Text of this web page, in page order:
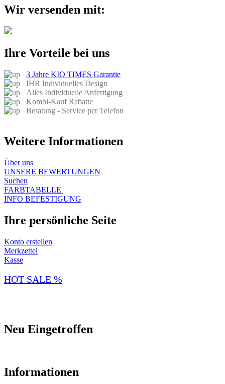
Wir versenden mit:
Ihre Vorteile bei uns
3 Jahre KIO TIMES Garantie
IHR Individuelles Design
Alles Individuelle Anfertigung
Kombi-Kauf Rabatte
Beratung - Service per Telefon
Weitere Informationen
Über uns​
UNSERE BEWERTUNGEN
Suchen
FARBTABELLE
INFO BEFESTIGUNG
Ihre persönliche Seite
Konto erstellen
Merkzettel
Kasse
HOT SALE %
Neu Eingetroffen
Informationen